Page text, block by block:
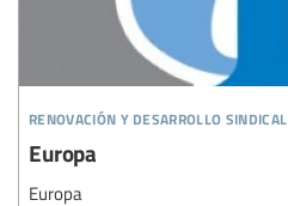
renovación y desarrollo sindical
Europa
Europa